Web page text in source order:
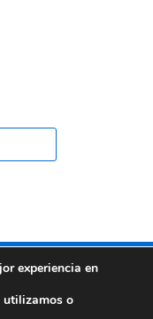
experiencia en
utilizamos o